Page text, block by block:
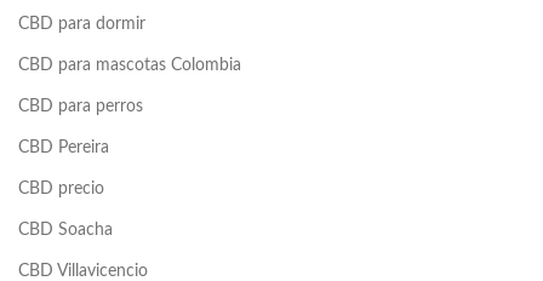
CBD para dormir
CBD para mascotas Colombia
CBD para perros
CBD Pereira
CBD precio
CBD Soacha
CBD Villavicencio